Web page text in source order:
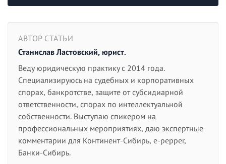
АВТОР СТАТЬИ
Станислав Ластовский, юрист.
Веду юридическую практику с 2014 года.
Специализируюсь на судебных и корпоративных
спорах, банкротстве, защите от субсидиарной
ответственности, спорах по интеллектуальной
собственности. Выступаю спикером на
профессиональных мероприятиях, даю экспертные
комментарии для Континент-Сибирь, e-pepper,
Банки-Сибирь.